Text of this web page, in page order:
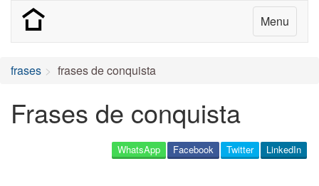
Menu
frases frases de conquista
Frases de conquista
LinkedIn
Twitter
Facebook
WhatsApp